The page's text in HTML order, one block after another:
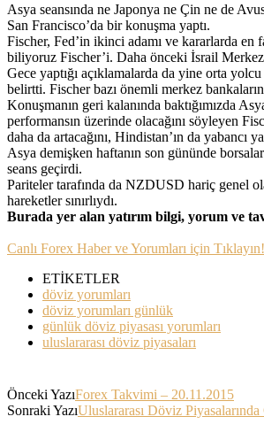
Asya seansında ne Japonya ne Çin ne de
San Francisco’da bir konuşma yaptı.
Fischer, Fed’in ikinci adamı ve kararlarda
biliyoruz Fischer’i. Daha önceki İsrail
Gece yaptığı açıklamalarda da yine orta
belirtti. Fischer bazı önemli merkez
Konuşmanın geri kalanında baktığımızda
performansın üzerinde olacağını söyleyen
daha da artacağını, Hindistan’ın da
Asya demişken haftanın son gününde
seans geçirdi.
Pariteler tarafında da NZDUSD hariç genel
hareketler sınırlıydı.
Burada yer alan yatırım bilgi, yorum ve
Canlı Forex Haber ve Yorumları için Tıklayın!
ETİKETLER
döviz yorumları
döviz yorumları günlük
günlük döviz piyasası yorumları
uluslararası döviz piyasaları
Önceki YazıForex Takvimi – 20.11.2015
Sonraki YazıUluslararası Döviz